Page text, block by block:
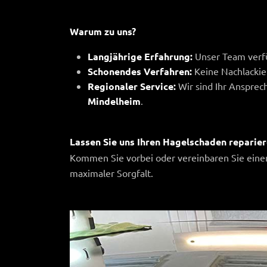
Warum zu uns?
Langjährige Erfahrung: Unser Team
Schonendes Verfahren: Keine
Regionaler Service: Wir sind Ihr
Mindelheim.
Lassen Sie uns Ihren Hagelschaden
Kommen Sie vorbei oder vereinbaren Sie
maximaler Sorgfalt.